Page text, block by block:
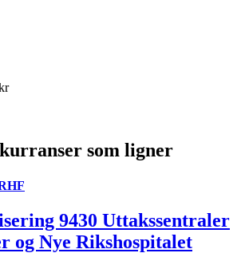
som ligner
9430 Uttakssentraler
og Nye Rikshospitalet